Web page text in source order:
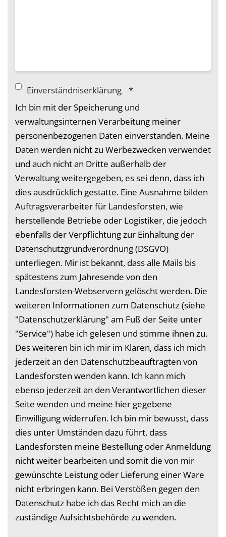
Einverständniserklärung
*
Ich bin mit der Speicherung und
verwaltungsinternen Verarbeitung meiner
personenbezogenen Daten einverstanden. Meine
Daten werden nicht zu Werbezwecken verwendet
und auch nicht an Dritte außerhalb der
Verwaltung weitergegeben, es sei denn, dass ich
dies ausdrücklich gestatte. Eine Ausnahme bilden
Auftragsverarbeiter für Landesforsten, wie
herstellende Betriebe oder Logistiker, die jedoch
ebenfalls der Verpflichtung zur Einhaltung der
Datenschutzgrundverordnung (DSGVO)
unterliegen. Mir ist bekannt, dass alle Mails bis
spätestens zum Jahresende von den
Landesforsten-Webservern gelöscht werden. Die
weiteren Informationen zum Datenschutz (siehe
"Datenschutzerklärung" am Fuß der Seite unter
"Service") habe ich gelesen und stimme ihnen zu.
Des weiteren bin ich mir im Klaren, dass ich mich
jederzeit an den Datenschutzbeauftragten von
Landesforsten wenden kann. Ich kann mich
ebenso jederzeit an den Verantwortlichen dieser
Seite wenden und meine hier gegebene
Einwilligung widerrufen. Ich bin mir bewusst, dass
dies unter Umständen dazu führt, dass
Landesforsten meine Bestellung oder Anmeldung
nicht weiter bearbeiten und somit die von mir
gewünschte Leistung oder Lieferung einer Ware
nicht erbringen kann. Bei Verstößen gegen den
Datenschutz habe ich das Recht mich an die
zuständige Aufsichtsbehörde zu wenden.